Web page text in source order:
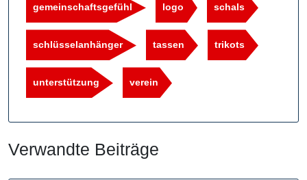
gemeinschaftsgefühl logo schals
schlüsselanhänger tassen trikots
unterstützung verein
Verwandte Beiträge